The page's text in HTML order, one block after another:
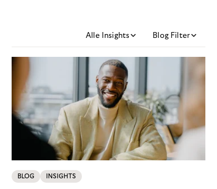
Alle Insights Blog Filter
BLOG INSIGHTS